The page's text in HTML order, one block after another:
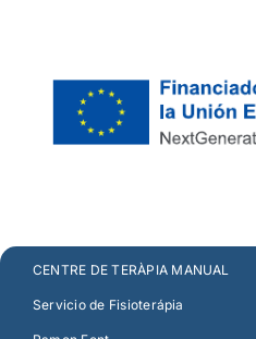
CENTRE DE TERÀPIA MANUAL
Servicio de Fisioterápia